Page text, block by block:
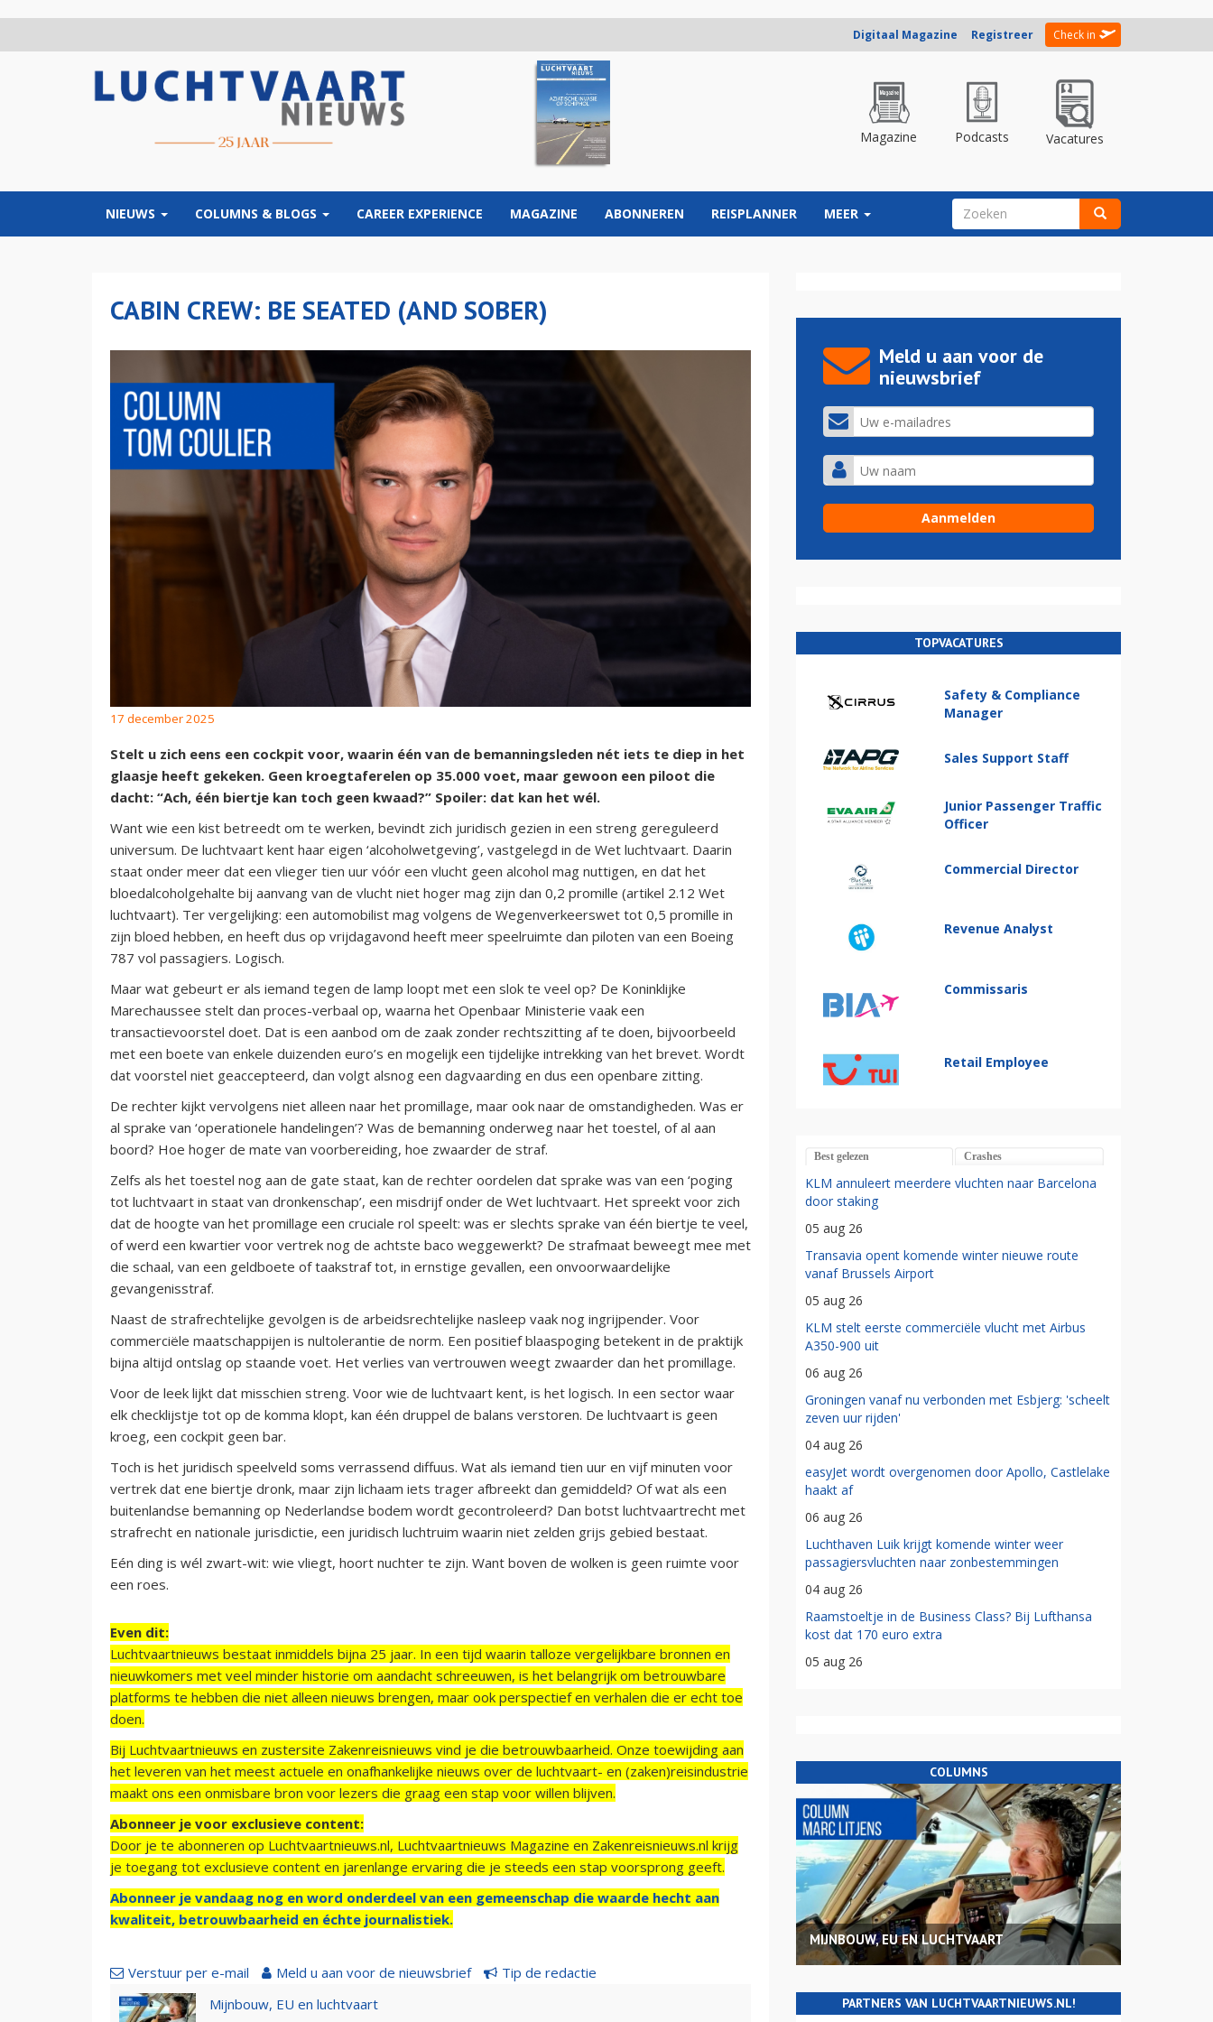
Digitaal Magazine Registreer Check in
Magazine Podcasts Vacatures
NIEUWS COLUMNS & BLOGS CAREER EXPERIENCE MAGAZINE ABONNEREN REISPLANNER MEER ZOEKVELD
CABIN CREW: BE SEATED (AND SOBER)
17 december 2025
Stelt u zich eens een cockpit voor, waarin één van de bemanningsleden nét iets te diep in het
glaasje heeft gekeken. Geen kroegtaferelen op 35.000 voet, maar gewoon een piloot die
dacht: “Ach, één biertje kan toch geen kwaad?” Spoiler: dat kan het wél.
Want wie een kist betreedt om te werken, bevindt zich juridisch gezien in een streng gereguleerd
universum. De luchtvaart kent haar eigen ‘alcoholwetgeving’, vastgelegd in de Wet luchtvaart. Daarin
staat onder meer dat een vlieger tien uur vóór een vlucht geen alcohol mag nuttigen, en dat het
bloedalcoholgehalte bij aanvang van de vlucht niet hoger mag zijn dan 0,2 promille (artikel 2.12 Wet
luchtvaart). Ter vergelijking: een automobilist mag volgens de Wegenverkeerswet tot 0,5 promille in
zijn bloed hebben, en heeft dus op vrijdagavond heeft meer speelruimte dan piloten van een Boeing
787 vol passagiers. Logisch.
Maar wat gebeurt er als iemand tegen de lamp loopt met een slok te veel op? De Koninklijke
Marechaussee stelt dan proces-verbaal op, waarna het Openbaar Ministerie vaak een
transactievoorstel doet. Dat is een aanbod om de zaak zonder rechtszitting af te doen, bijvoorbeeld
met een boete van enkele duizenden euro’s en mogelijk een tijdelijke intrekking van het brevet. Wordt
dat voorstel niet geaccepteerd, dan volgt alsnog een dagvaarding en dus een openbare zitting.
De rechter kijkt vervolgens niet alleen naar het promillage, maar ook naar de omstandigheden. Was er
al sprake van ‘operationele handelingen’? Was de bemanning onderweg naar het toestel, of al aan
boord? Hoe hoger de mate van voorbereiding, hoe zwaarder de straf.
Zelfs als het toestel nog aan de gate staat, kan de rechter oordelen dat sprake was van een ‘poging
tot luchtvaart in staat van dronkenschap’, een misdrijf onder de Wet luchtvaart. Het spreekt voor zich
dat de hoogte van het promillage een cruciale rol speelt: was er slechts sprake van één biertje te veel,
of werd een kwartier voor vertrek nog de achtste baco weggewerkt? De strafmaat beweegt mee met
die schaal, van een geldboete of taakstraf tot, in ernstige gevallen, een onvoorwaardelijke
gevangenisstraf.
Naast de strafrechtelijke gevolgen is de arbeidsrechtelijke nasleep vaak nog ingrijpender. Voor
commerciële maatschappijen is nultolerantie de norm. Een positief blaaspoging betekent in de praktijk
bijna altijd ontslag op staande voet. Het verlies van vertrouwen weegt zwaarder dan het promillage.
Voor de leek lijkt dat misschien streng. Voor wie de luchtvaart kent, is het logisch. In een sector waar
elk checklijstje tot op de komma klopt, kan één druppel de balans verstoren. De luchtvaart is geen
kroeg, een cockpit geen bar.
Toch is het juridisch speelveld soms verrassend diffuus. Wat als iemand tien uur en vijf minuten voor
vertrek dat ene biertje dronk, maar zijn lichaam iets trager afbreekt dan gemiddeld? Of wat als een
buitenlandse bemanning op Nederlandse bodem wordt gecontroleerd? Dan botst luchtvaartrecht met
strafrecht en nationale jurisdictie, een juridisch luchtruim waarin niet zelden grijs gebied bestaat.
Eén ding is wél zwart-wit: wie vliegt, hoort nuchter te zijn. Want boven de wolken is geen ruimte voor
een roes.
Even dit:
Luchtvaartnieuws bestaat inmiddels bijna 25 jaar. In een tijd waarin talloze vergelijkbare bronnen en
nieuwkomers met veel minder historie om aandacht schreeuwen, is het belangrijk om betrouwbare
platforms te hebben die niet alleen nieuws brengen, maar ook perspectief en verhalen die er echt toe
doen.
Bij Luchtvaartnieuws en zustersite Zakenreisnieuws vind je die betrouwbaarheid. Onze toewijding aan
het leveren van het meest actuele en onafhankelijke nieuws over de luchtvaart- en (zaken)reisindustrie
maakt ons een onmisbare bron voor lezers die graag een stap voor willen blijven.
Abonneer je voor exclusieve content:
Door je te abonneren op Luchtvaartnieuws.nl, Luchtvaartnieuws Magazine en Zakenreisnieuws.nl krijg
je toegang tot exclusieve content en jarenlange ervaring die je steeds een stap voorsprong geeft.
Abonneer je vandaag nog en word onderdeel van een gemeenschap die waarde hecht aan
kwaliteit, betrouwbaarheid en échte journalistiek.
Verstuur per e-mail Meld u aan voor de nieuwsbrief
Tip de redactie
Mijnbouw, EU en luchtvaart
Meld u aan voor de
nieuwsbrief
TOPVACATURES
Safety & Compliance
Manager
Sales Support Staff
Junior Passenger Traffic
Officer
Commercial Director
Revenue Analyst
Commissaris
Retail Employee
Best gelezen Crashes
KLM annuleert meerdere vluchten naar Barcelona
door staking
05 aug 26
Transavia opent komende winter nieuwe route
vanaf Brussels Airport
05 aug 26
KLM stelt eerste commerciële vlucht met Airbus
A350-900 uit
06 aug 26
Groningen vanaf nu verbonden met Esbjerg: 'scheelt
zeven uur rijden'
04 aug 26
easyJet wordt overgenomen door Apollo, Castlelake
haakt af
06 aug 26
Luchthaven Luik krijgt komende winter weer
passagiersvluchten naar zonbestemmingen
04 aug 26
Raamstoeltje in de Business Class? Bij Lufthansa
kost dat 170 euro extra
05 aug 26
COLUMNS
MIJNBOUW, EU EN LUCHTVAART
PARTNERS VAN LUCHTVAARTNIEUWS.NL!